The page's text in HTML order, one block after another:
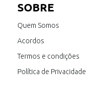
SOBRE
Quem Somos
Acordos
Termos e condições
Política de Privacidade